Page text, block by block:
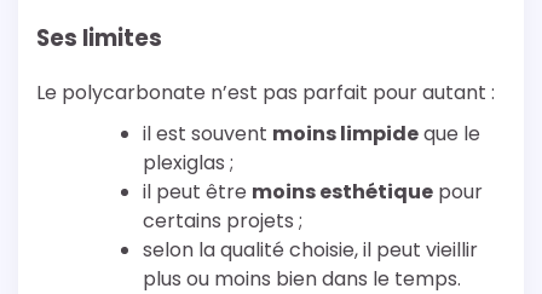
Ses limites
Le polycarbonate n’est pas parfait pour autant :
il est souvent moins limpideque le
plexiglas ;
il peut être moins esthétique pour
certains projets ;
selon la qualité choisie, il peut vieillir
plus ou moins bien dans le temps.